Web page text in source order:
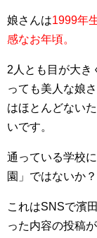
娘さんは1999年
感なお年頃。
2人とも目が大き
っても美人な娘
はほとんどない
いです。
通っている学校
園」ではないか
これはSNSで濱
った内容の投稿